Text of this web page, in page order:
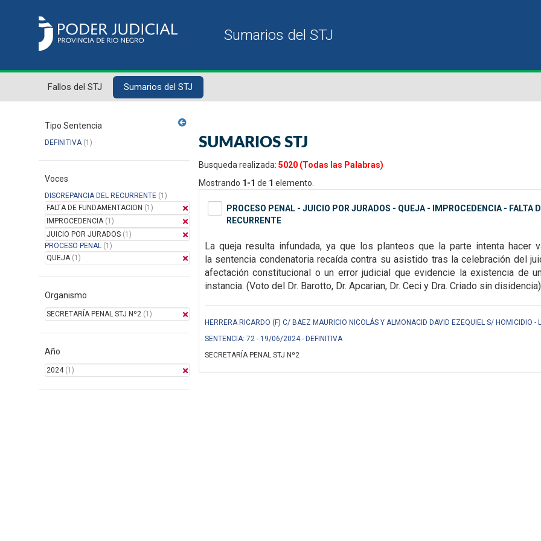
Fallos del STJ Sumarios del STJ
Tipo Sentencia
DEFINITIVA(1)
Voces
DISCREPANCIA DEL RECURRENTE (1)
FALTA DE FUNDAMENTACION (1)
IMPROCEDENCIA(1)
JUICIO POR JURADOS (1)
PROCESO PENAL (1)
QUEJA(1)
Organismo
SECRETARÍA PENAL STJ Nº2 (1)
Año
2024(1)
SUMARIOS STJ
Busqueda realizada: 5020 (Todas las Palabras)
Mostrando 1-1 de 1 elemento.
PROCESO PENAL - JUICIO POR JURADOS - QUEJA - IMPROCEDENCIA - FALTA
RECURRENTE
La queja resulta infundada, ya que los planteos que la parte intenta hacer
la sentencia condenatoria recaída contra su asistido tras la celebración del
afectación constitucional o un error judicial que evidencie laexistencia de
instancia. (Voto del Dr. Barotto, Dr. Apcarian, Dr. Ceci y Dra. Criado sin disidencia)
HERRERA RICARDO (F) C/ BAEZ MAURICIO NICOLÁS Y ALMONACID DAVID EZEQUIEL S/ HOMICIDIO -
SENTENCIA: 72 - 19/06/2024 - DEFINITIVA
SECRETARÍA PENAL STJ Nº2